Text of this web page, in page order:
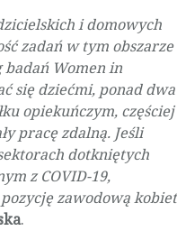
i domowych
zadań w tym obszarze
badań Women in
się dziećmi, ponad dwa
opiekuńczym, częściej
pracę zdalną. Jeśli
dotkniętych
z COVID-19,
zawodową kobiet
.